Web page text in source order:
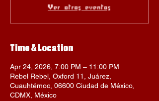
Ver otros eventos
Time & Location
Apr 24, 2026, 7:00 PM – 11:00 PM
Rebel Rebel, Oxford 11, Juárez,
Cuauhtémoc, 06600 Ciudad de México,
CDMX, México